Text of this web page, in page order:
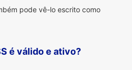
pode vê-lo escrito como
é válido e ativo?